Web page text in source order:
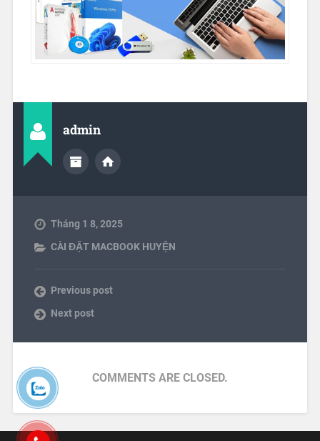
admin
Tháng 1 8, 2025
CÀI ĐẶT MACBOOK HUYỆN
Previous post
Next post
COMMENTS ARE CLOSED.